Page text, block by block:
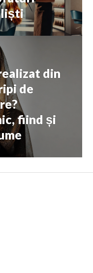
din
de
fiind și